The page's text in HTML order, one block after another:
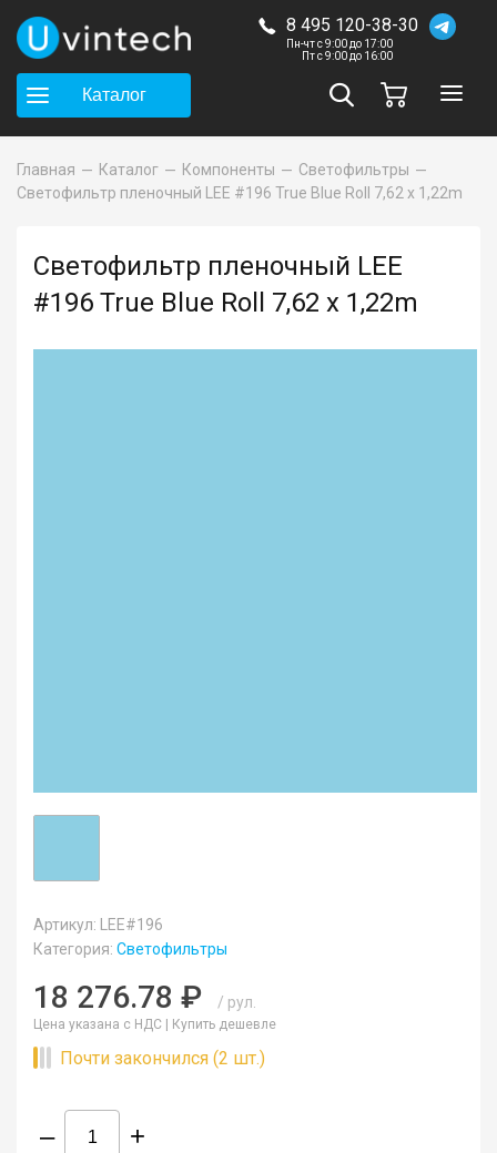
8 495 120-38-30
Пн-чт с 9:00 до 17:00
Пт с 9:00 до 16:00
Каталог
Главная Каталог Компоненты
Светофильтры
Светофильтр пленочный LEE #196 True Blue Roll 7,62 x 1,22m
Светофильтр пленочный LEE
#196 True Blue Roll 7,62 x 1,22m
Артикул: LEE#196
Категория: Светофильтры
18 276.78 ₽ / рул.
Цена указана с НДС | Купить дешевле
Почти закончился (2 шт.)
– +